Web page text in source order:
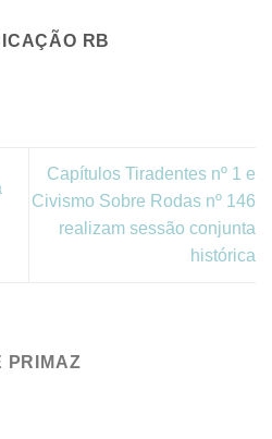
RB
Capítulos Tiradentes nº 1 e
Civismo Sobre Rodas nº 146
realizam sessão conjunta
histórica
PRIMAZ